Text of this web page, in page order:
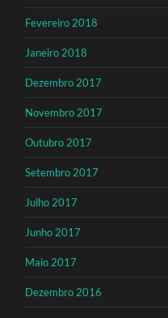
Fevereiro 2018
Janeiro 2018
Dezembro 2017
Novembro 2017
Outubro 2017
Setembro 2017
Julho 2017
Junho 2017
Maio 2017
Dezembro 2016